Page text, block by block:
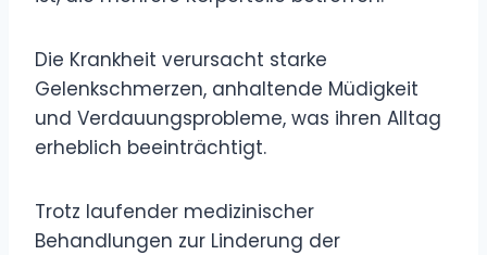
Die Krankheit verursacht starke
Gelenkschmerzen, anhaltende Müdigkeit
und Verdauungsprobleme, was ihren Alltag
erheblich beeinträchtigt.
Trotz laufender medizinischer
Behandlungen zur Linderung der